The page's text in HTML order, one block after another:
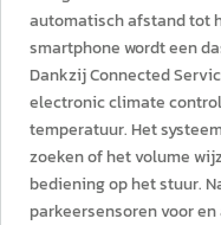
automatisch afstand tot
smartphone wordt een
Dankzij Connected
electronic climate
temperatuur. Het
zoeken of het volume
bediening op het stuur.
parkeersensoren voor